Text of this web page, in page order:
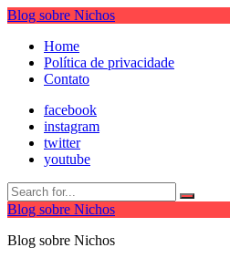
Blog sobre Nichos
Home
Política de privacidade
Contato
facebook
instagram
twitter
youtube
Blog sobre Nichos
Blog sobre Nichos